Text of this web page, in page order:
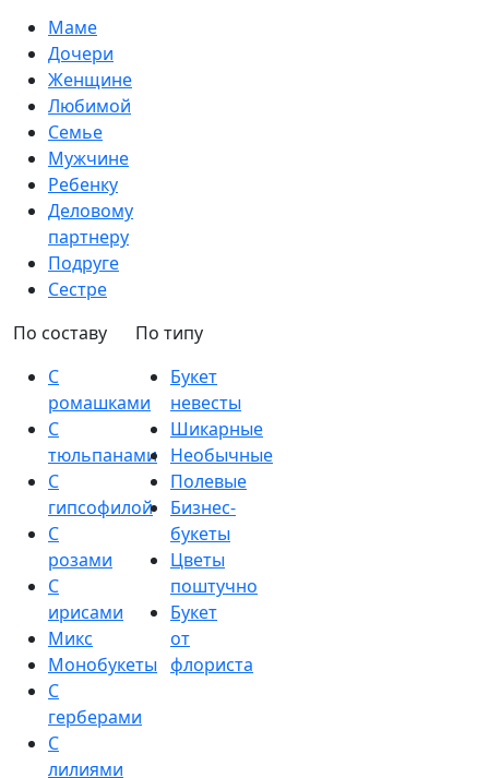
Маме
Дочери
Женщине
Любимой
Семье
Мужчине
Ребенку
Деловому
партнеру
Подруге
Сестре
По составу
С
ромашками
С
тюльпанами
С
гипсофилой
С
розами
С
ирисами
Микс
Монобукеты
С
герберами
С
лилиями
По типу
Букет
невесты
Шикарные
Необычные
Полевые
Бизнес-
букеты
Цветы
поштучно
Букет
от
флориста